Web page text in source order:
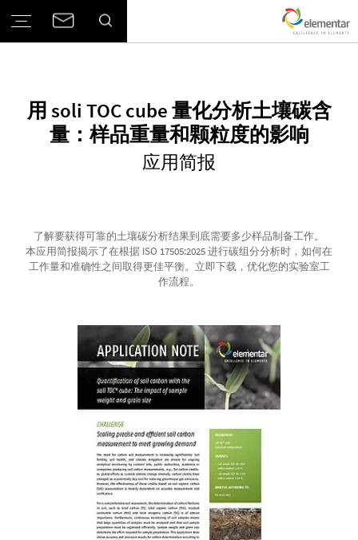
用 soli TOC cube 量化分析土壤碳含
量：样品重量和颗粒度的影响
应用简报
了解要获得可靠的土壤碳分析结果到底需要多少样品制备工作。
本应用简报揭示了在根据 ISO 17505:2025 进行碳组分分析时，如何在
工作量和准确性之间取得更佳平衡。立即下载，优化您的实验室工
作流程。